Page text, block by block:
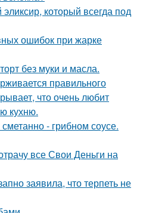
который всегда под
ошибок при жарке
без муки и масла.
правильного
что очень любит
кухню.
- грибном соусе.
все Свои Деньги на
заявила, что терпеть не